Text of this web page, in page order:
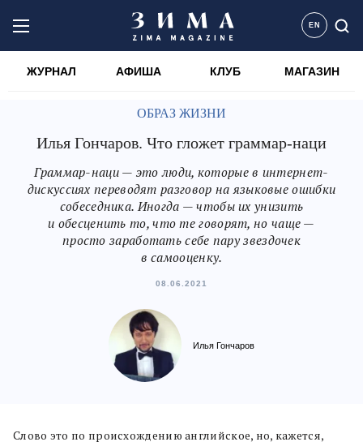
EN
ЖУРНАЛ АФИША КЛУБ МАГАЗИН
ОБРАЗ ЖИЗНИ
Илья Гончаров. Что гложет граммар-наци
Граммар-наци — это люди, которые в интернет-
дискуссиях переводят разговор на языковые ошибки
собеседника. Иногда — чтобы их унизить
и обесценить то, что те говорят, но чаще —
просто заработать себе пару звездочек
в самооценку.
08.06.2021
Илья Гончаров
Слово это по происхождению английское, но, кажется,